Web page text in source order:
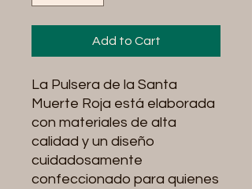
Add to Cart
La Pulsera de la Santa
Muerte Roja está elaborada
con materiales de alta
calidad y un diseño
cuidadosamente
confeccionado para quienes